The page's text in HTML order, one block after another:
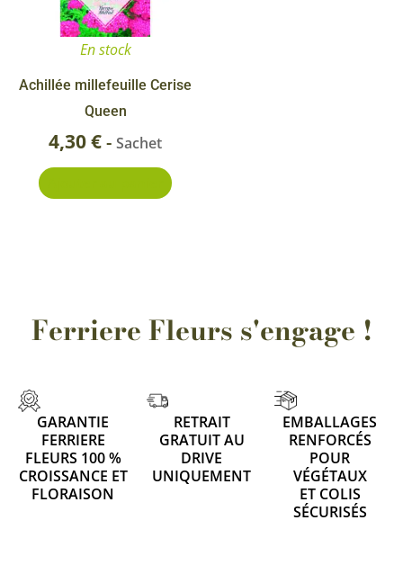
En stock
Achillée millefeuille Cerise
Queen
4,30€- Sachet
Ferriere Fleurs s'engage !
GARANTIE
FERRIERE
FLEURS 100 %
CROISSANCE ET
FLORAISON
RETRAIT
GRATUIT AU
DRIVE
UNIQUEMENT
EMBALLAGES
RENFORCÉS
POUR
VÉGÉTAUX
ET COLIS
SÉCURISÉS